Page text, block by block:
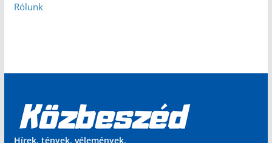
Rólunk
Hírek, tények, vélemények.